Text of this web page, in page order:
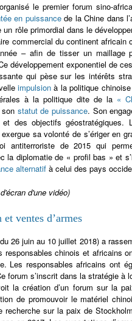
le premier forum sino-
en puissancede la Chine dans
un rôle primordial dans le
commercial du continent africain
– afin de tisser un maillage
développement exponentiel de
qui pèse sur les intérêts
impulsion à la politique
à la politique dite de la «
statut de puissance. Son
des objectifs géostratégiques.
sa volonté de s’ériger en
de 2015 qui
la diplomatie de « profil bas » et
alternatif à celui des pays
d'une vidéo)
ventes d’armes
26 juin au 10 juillet 2018) a
chinois et africains
Les responsables africains ont
forum s’inscrit dans la stratégie à
la création d’un forum sur la
de promouvoir le matériel
recherche sur la paix de